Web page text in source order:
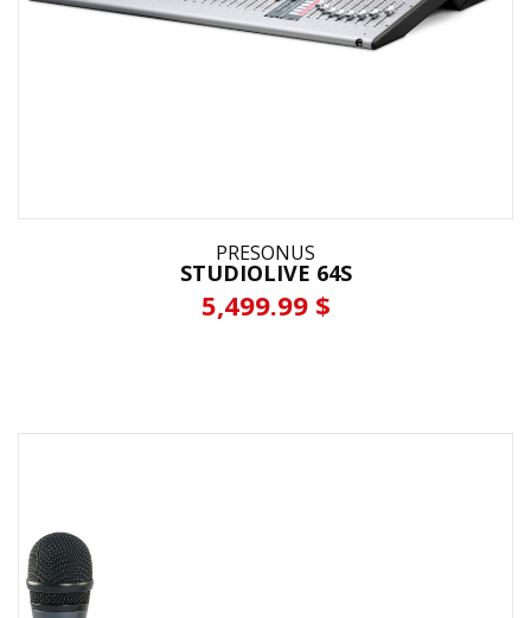
PRESONUS
STUDIOLIVE 64S
5,499.99 $